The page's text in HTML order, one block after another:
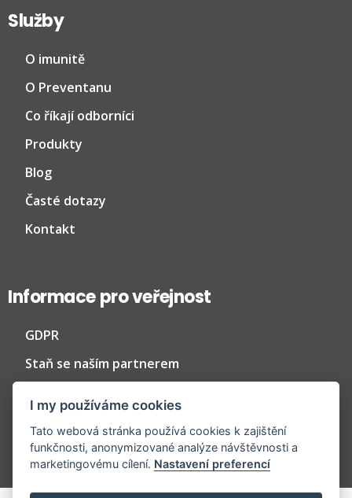
Služby
O imunitě
O Preventanu
Co říkají odborníci
Produkty
Blog
Časté dotazy
Kontakt
Informace pro veřejnost
GDPR
Staň se naším partnerem
I my používáme cookies
Tato webová stránka používá cookies k zajištění
funkčnosti, anonymizované analýze návštěvnosti a
marketingovému cílení. Nastavení preferencí